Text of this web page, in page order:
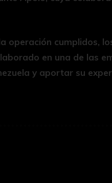
operación cumplidos,
en una de las
y aportar su